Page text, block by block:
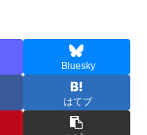
Bluesky
はてブ